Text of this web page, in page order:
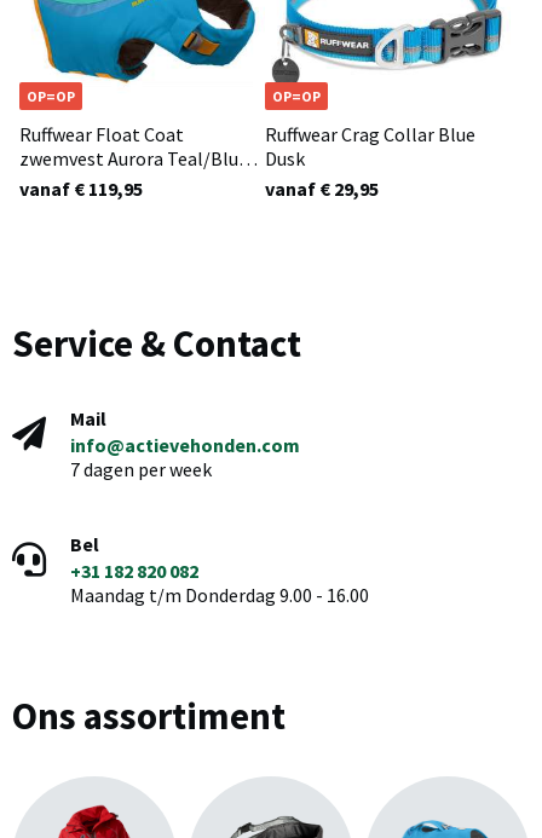
OP=OP
Ruffwear Float Coat
zwemvest Aurora Teal/Blue
Dusk
vanaf € 119,95
OP=OP
Ruffwear Crag Collar Blue
Dusk
vanaf € 29,95
Service & Contact
Mail
info@actievehonden.com
7 dagen per week
Bel
+31 182 820 082
Maandag t/m Donderdag 9.00 - 16.00
Ons assortiment